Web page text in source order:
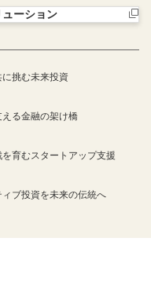
ーション
ィンドウを開きます
に挑む未来投資
る金融の架け橋
育むスタートアップ支援
ィブ投資を未来の伝統へ